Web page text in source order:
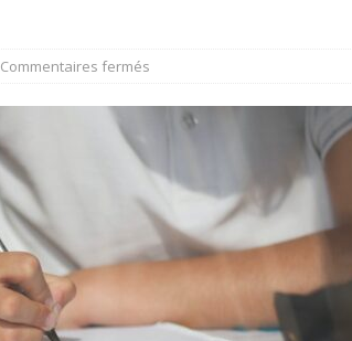
Commentaires fermés